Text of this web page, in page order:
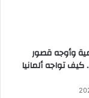
وأوجه قصور
كيف تواجه ألمانيا